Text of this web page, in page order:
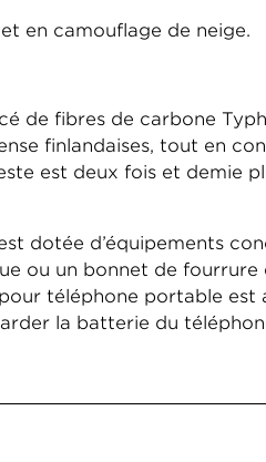
en camouflage de neige.
de fibres de carbone
finlandaises, tout en
est deux fois et demie
dotée d’équipements
ou un bonnet de fourrure
téléphone portable est
la batterie du